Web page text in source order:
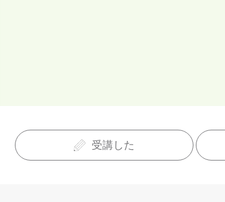
受講した